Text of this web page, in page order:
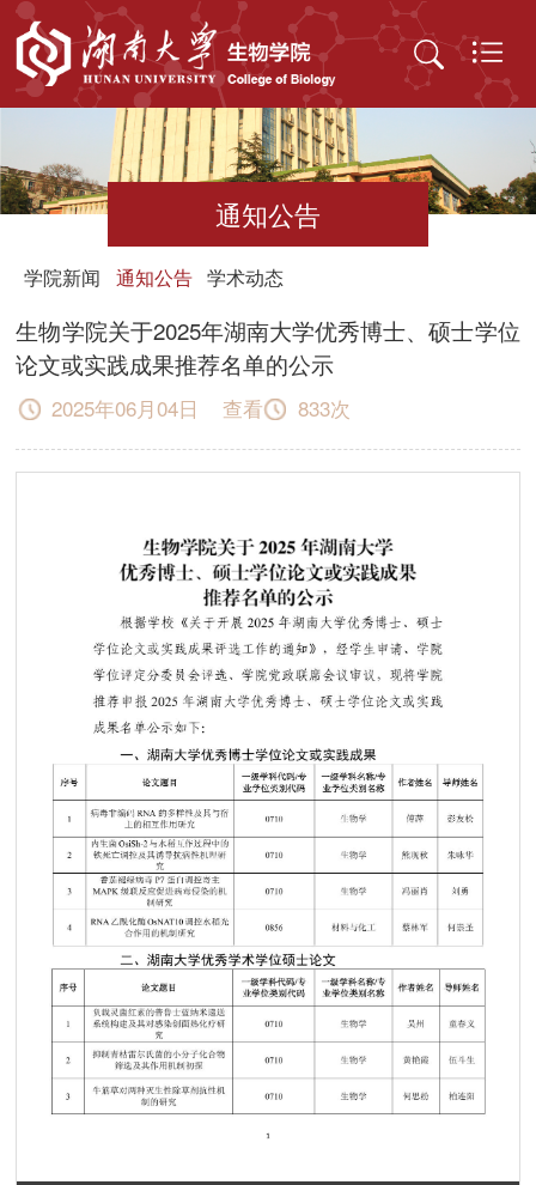
通知公告
学院新闻 通知公告 学术动态
生物学院关于2025年湖南大学优秀博士、硕士学位
论文或实践成果推荐名单的公示
2025年06月04日 查看 833次